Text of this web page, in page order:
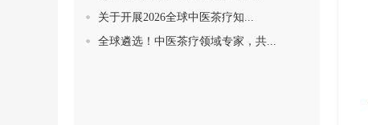
关于开展2026全球中医茶疗知...
全球遴选！中医茶疗领域专家，共...